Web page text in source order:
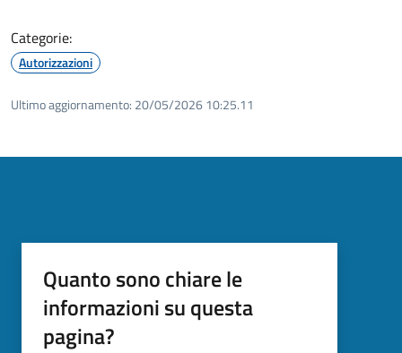
Categorie:
Autorizzazioni
Ultimo aggiornamento: 20/05/2026 10:25.11
Quanto sono chiare le
informazioni su questa
pagina?